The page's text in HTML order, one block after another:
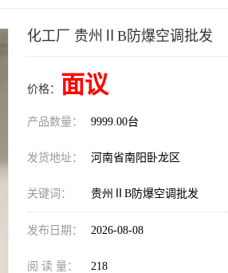
化工厂 贵州ⅡB防爆空调批发
价格： 面议
产品数量： 9999.00台
发货地址： 河南省南阳卧龙区
关键词： 贵州ⅡB防爆空调批发
发布日期： 2026-08-08
阅 读 量： 218